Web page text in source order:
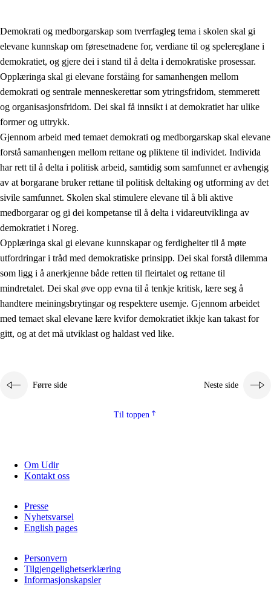
2. Prinsipp for læring, utvikling og danning
2.1 Sosial læring og utvikling
2.2 Kompetanse i faga
2.3 Grunnleggjande ferdigheiter
2.4 Å lære å lære
Tverrfaglege tema
2.5 Tverrfaglege tema
2.5.1 Folkehelse og livsmeistring
2.5.2 Demokrati og medborgarskap
Demokrati og medborgarskap som tverrfagleg tema i skolen skal gi
elevane kunnskap om føresetnadene for, verdiane til og spelereglane i
demokratiet, og gjere dei i stand til å delta i demokratiske prosessar.
Opplæringa skal gi elevane forståing for samanhengen mellom
demokrati og sentrale menneskerettar som ytringsfridom, stemmerett
og organisasjonsfridom. Dei skal få innsikt i at demokratiet har ulike
former og uttrykk.
Gjennom arbeid med temaet demokrati og medborgarskap skal elevane
forstå samanhengen mellom rettane og pliktene til individet. Individa
har rett til å delta i politisk arbeid, samtidig som samfunnet er avhengig
av at borgarane bruker rettane til politisk deltaking og utforming av det
sivile samfunnet. Skolen skal stimulere elevane til å bli aktive
medborgarar og gi dei kompetanse til å delta i vidareutviklinga av
demokratiet i Noreg.
Opplæringa skal gi elevane kunnskapar og ferdigheiter til å møte
utfordringar i tråd med demokratiske prinsipp. Dei skal forstå dilemma
som ligg i å anerkjenne både retten til fleirtalet og rettane til
mindretalet. Dei skal øve opp evna til å tenkje kritisk, lære seg å
handtere meiningsbrytingar og respektere usemje. Gjennom arbeidet
med temaet skal elevane lære kvifor demokratiet ikkje kan takast for
gitt, og at det må utviklast og haldast ved like.
Førre side Neste side
Til toppen
Om Udir
Kontakt oss
Presse
Nyhetsvarsel
English pages
Personvern
Tilgjengelighetserklæring
Informasjonskapsler